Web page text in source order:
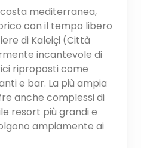
mediterranea,
con il tempo libero
di Kaleiçi (Città
incantevole di
riproposti come
e bar. La più ampia
anche complessi di
resort più grandi e
ampiamente ai